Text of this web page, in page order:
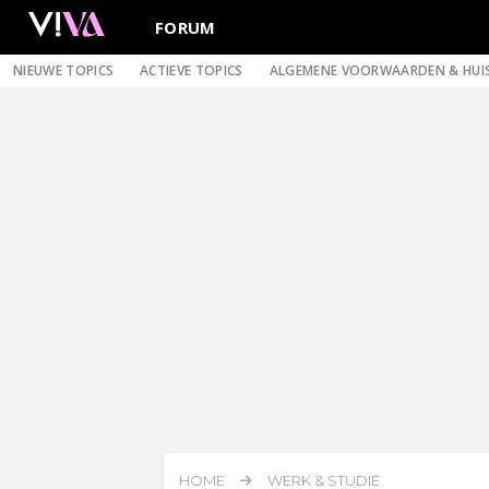
FORUM
NIEUWE TOPICS ACTIEVE TOPICS ALGEMENE VOORWAARDEN &
HOME WERK & STUDIE